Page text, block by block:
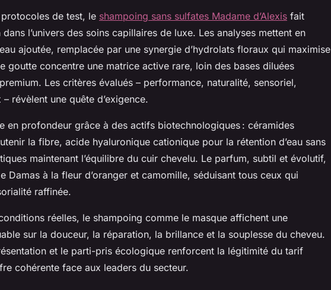
protocoles de test, le shampoing sans sulfates Madame d’Alexis fait
l’univers des soins capillaires de luxe. Les analyses mettent en
ajoutée, remplacée par une synergie d’hydrolats floraux qui maximise
goutte concentre une matrice active rare, loin des bases diluées
Les critères évalués – performance, naturalité, sensoriel,
révèlent une quête d’exigence.
en profondeur grâce à des actifs biotechnologiques : céramides
la fibre, acide hyaluronique cationique pour la rétention d’eau sans
maintenant l’équilibre du cuir chevelu. Le parfum, subtil et évolutif,
Damas à la fleur d’oranger et camomille, séduisant tous ceux qui
raffinée.
réelles, le shampoing comme le masque affichent une
sur la douceur, la réparation, la brillance et la souplesse du cheveu.
et le parti-pris écologique renforcent la légitimité du tarif
cohérente face aux leaders du secteur.